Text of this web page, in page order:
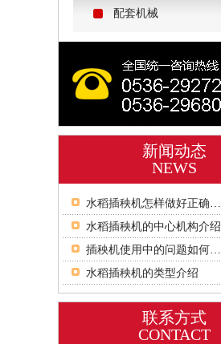
配套机械
新闻动态
NEWS
水稻插秧机怎样做好正确的保养?
水稻插秧机的中心机构介绍
插秧机使用中的问题如何解决？
水稻插秧机的类型介绍
联系方式
CONTACT